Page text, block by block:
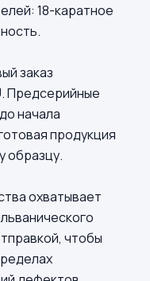
18-каратное
заказ
Предсерийные
начала
продукция
образцу.
охватывает
чтобы